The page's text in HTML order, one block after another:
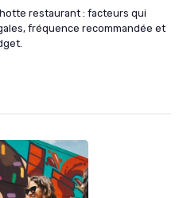
restaurant : facteurs qui
fréquence recommandée et